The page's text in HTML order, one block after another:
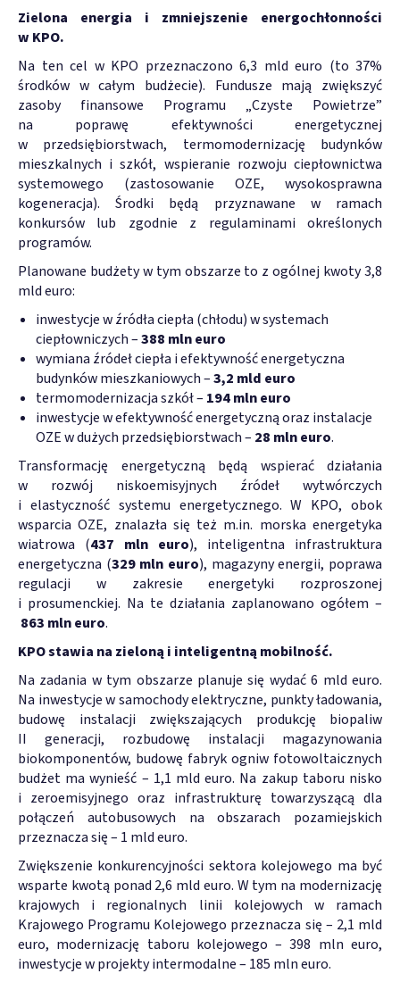
Zielona energia i zmniejszenie energochłonności
w KPO.
Na ten cel w KPO przeznaczono 6,3 mld euro (to 37%
środków w całym budżecie). Fundusze mają zwiększyć
zasoby finansowe Programu „Czyste Powietrze”
na poprawę efektywności energetycznej
w przedsiębiorstwach, termomodernizację budynków
mieszkalnych i szkół, wspieranie rozwoju ciepłownictwa
systemowego (zastosowanie OZE, wysokosprawna
kogeneracja). Środki będą przyznawane w ramach
konkursów lub zgodnie z regulaminami określonych
programów.
Planowane budżety w tym obszarze to z ogólnej kwoty 3,8
mld euro:
inwestycje w źródła ciepła (chłodu) w systemach
ciepłowniczych –388 mln euro
wymiana źródeł ciepła i efektywność energetyczna
budynków mieszkaniowych –3,2 mld euro
termomodernizacja szkół – 194 mln euro
inwestycje w efektywność energetyczną oraz instalacje
OZE w dużych przedsiębiorstwach – 28 mln euro.
Transformację energetyczną będą wspierać działania
w rozwój niskoemisyjnych źródeł wytwórczych
i elastyczność systemu energetycznego. W KPO, obok
wsparcia OZE, znalazła się też m.in. morska energetyka
wiatrowa (437 mln euro), inteligentna infrastruktura
energetyczna (329 mln euro), magazyny energii, poprawa
regulacji w zakresie energetyki rozproszonej
i prosumenckiej. Na te działania zaplanowano ogółem –
863 mln euro.
KPO stawia na zieloną i inteligentną mobilność.
Na zadania w tym obszarze planuje się wydać 6 mld euro.
Na inwestycje w samochody elektryczne, punkty ładowania,
budowę instalacji zwiększających produkcję biopaliw
II generacji, rozbudowę instalacji magazynowania
biokomponentów, budowę fabryk ogniw fotowoltaicznych
budżet ma wynieść – 1,1 mld euro. Na zakup taboru nisko
i zeroemisyjnego oraz infrastrukturę towarzyszącą dla
połączeń autobusowych na obszarach pozamiejskich
przeznacza się – 1 mld euro.
Zwiększenie konkurencyjności sektora kolejowego ma być
wsparte kwotą ponad 2,6 mld euro. W tym na modernizację
krajowych i regionalnych linii kolejowych w ramach
Krajowego Programu Kolejowego przeznacza się – 2,1 mld
euro, modernizację taboru kolejowego – 398 mln euro,
inwestycje w projekty intermodalne – 185 mln euro.